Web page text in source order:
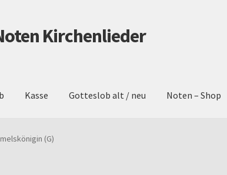
Kirchenlieder
Kasse Gotteslob alt / neu Noten – Shop
Gotteslob alt / neu
(G)